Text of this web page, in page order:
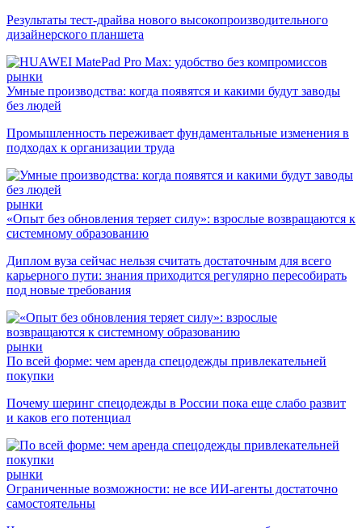
Результаты тест-драйва нового высокопроизводительного
дизайнерского планшета
рынки
Умные производства: когда появятся и какими будут заводы
без людей
Промышленность переживает фундаментальные изменения в
подходах к организации труда
рынки
«Опыт без обновления теряет силу»: взрослые возвращаются к
системному образованию
Диплом вуза сейчас нельзя считать достаточным для всего
карьерного пути: знания приходится регулярно пересобирать
под новые требования
рынки
По всей форме: чем аренда спецодежды привлекательней
покупки
Почему шеринг спецодежды в России пока еще слабо развит
и каков его потенциал
рынки
Ограниченные возможности: не все ИИ-агенты достаточно
самостоятельны